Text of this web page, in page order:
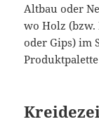
Altbau oder
wo Holz (bzw.
oder Gips) im